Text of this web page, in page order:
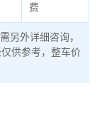
费
另外详细咨询，
供参考，整车价